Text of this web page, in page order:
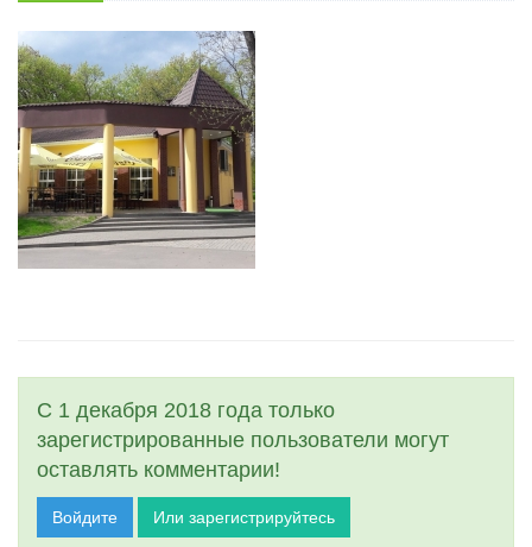
С 1 декабря 2018 года только
зарегистрированные пользователи могут
оставлять комментарии!
Войдите Или зарегистрируйтесь